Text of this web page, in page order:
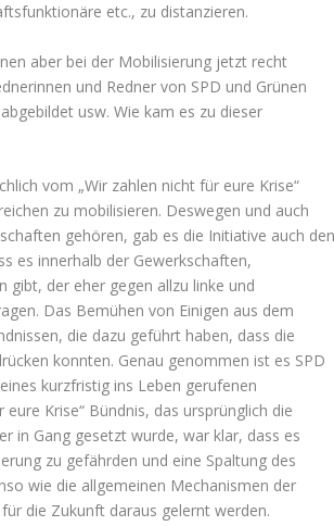
etc., zu distanzieren.
aber bei der Mobilisierung jetzt recht
und Redner von SPD und Grünen
usw. Wie kam es zu dieser
vom „Wir zahlen nicht für eure Krise“
zu mobilisieren. Deswegen und auch
gehören, gab es die Initiative auch
es innerhalb der Gewerkschaften,
gibt, der eher gegen allzu linke und
Das Bemühen von Einigen aus dem
die dazu geführt haben, dass die
konnten. Genau genommen ist es SPD
kurzfristig ins Leben gerufenen
Krise“ Bündnis, das ursprünglich die
in Gang gesetzt wurde, war klar, dass es
zu gefährden und eine Spaltung des
wie die allgemeinen Mechanismen der
die Zukunft daraus gelernt werden.